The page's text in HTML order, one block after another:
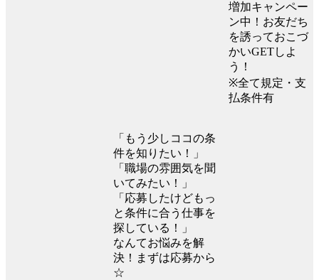
増加キャンペー
ン中！お友だち
を誘っておこづ
かいGETしよ
う！
※全て規定・支
払条件有
「もう少しココの条
件を知りたい！」
「職場の雰囲気を聞
いてみたい！」
「応募したけどもっ
と条件に合う仕事を
探している！」
なんてお悩みを解
決！まずは応募から
☆